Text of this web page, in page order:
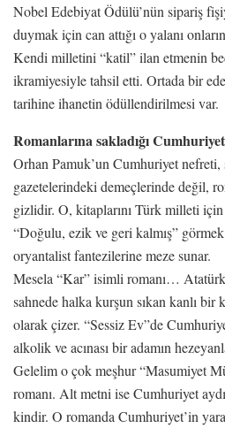
Nobel Edebiyat Ödülü’nün sipariş
duymak için can attığı o yalanı
Kendi milletini “katil” ilan etmenin
ikramiyesiyle tahsil etti. Ortada bir
tarihine ihanetin ödüllendirilmesi var.
Romanlarına sakladığı
Orhan Pamuk’un Cumhuriyet nefreti,
gazetelerindeki demeçlerinde değil,
gizlidir. O, kitaplarını Türk milleti
“Doğulu, ezik ve geri kalmış”
oryantalist fantezilerine meze sunar.
Mesela “Kar” isimli romanı…
sahnede halka kurşun sıkan kanlı
olarak çizer. “Sessiz Ev”de
alkolik ve acınası bir adamın
Gelelim o çok meşhur “Masumiyet
romanı. Alt metni ise Cumhuriyet
kindir. O romanda Cumhuriyet’in